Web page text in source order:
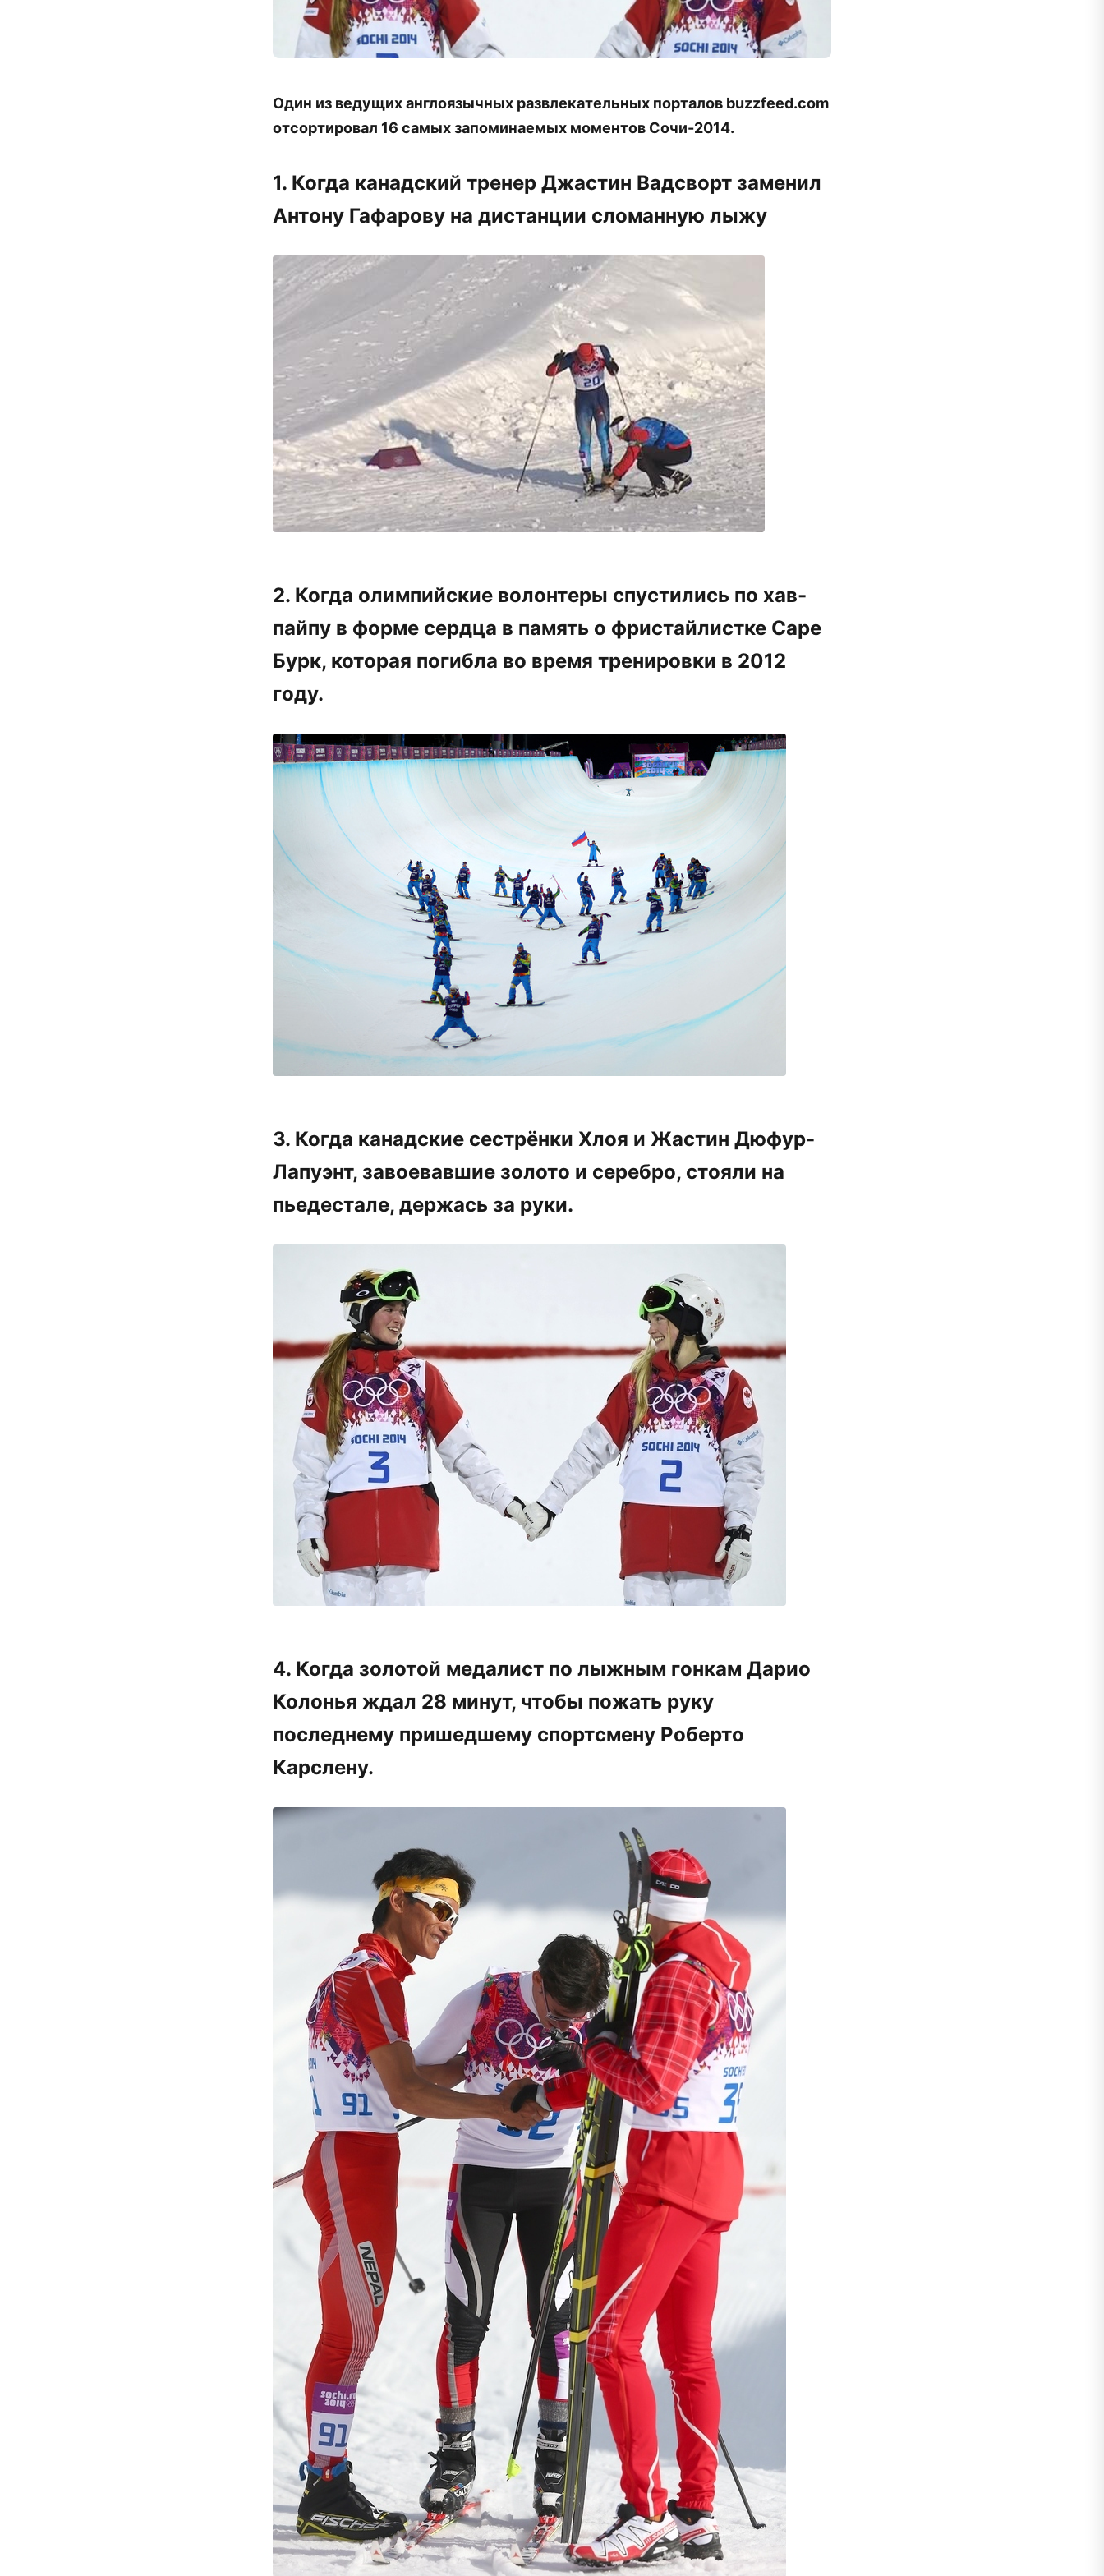
Один из ведущих англоязычных развлекательных порталов buzzfeed.com
отсортировал 16 самых запоминаемых моментов Сочи-2014.
1. Когда канадский тренер Джастин Вадсворт заменил
Антону Гафарову на дистанции сломанную лыжу
2. Когда олимпийские волонтеры спустились по хав-
пайпу в форме сердца в память о фристайлистке Саре
Бурк, которая погибла во время тренировки в 2012
году.
3. Когда канадские сестрёнки Хлоя и Жастин Дюфур-
Лапуэнт, завоевавшие золото и серебро, стояли на
пьедестале, держась за руки.
4. Когда золотой медалист по лыжным гонкам Дарио
Колонья ждал 28 минут, чтобы пожать руку
последнему пришедшему спортсмену Роберто
Карслену.